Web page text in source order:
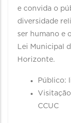
e convida o
diversidade
ser humano e
Lei Municipal
Horizonte.
Público:
CCUC